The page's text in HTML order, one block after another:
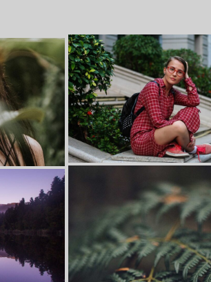
Lorem ipsum dolor sit amet,
consectetur adipiscing elit.
Suspendisse egestas accumsan